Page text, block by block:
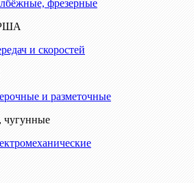
фрезерные
и скоростей
и разметочные
чугунные